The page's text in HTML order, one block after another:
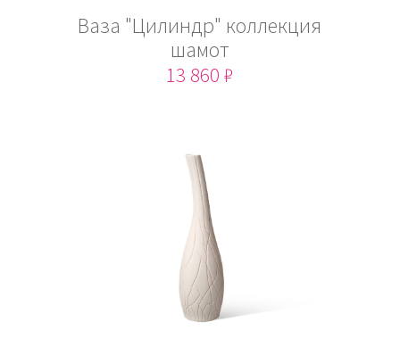
Ваза "Цилиндр" коллекция
шамот
13 860 ₽